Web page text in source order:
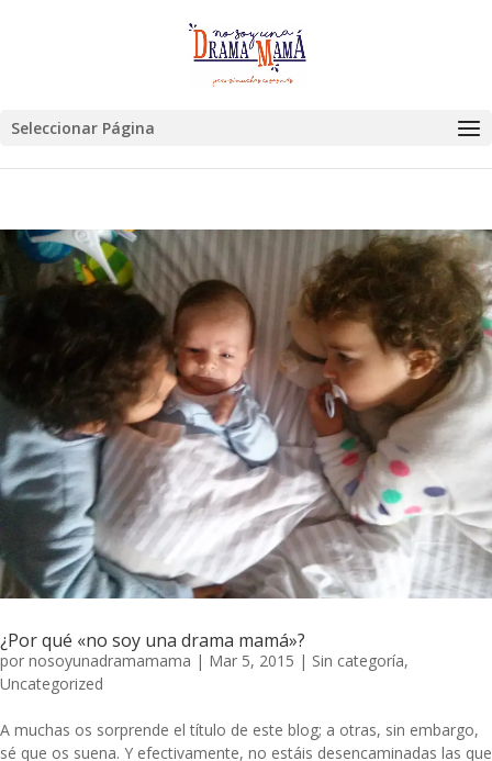
Seleccionar Página
¿Por qué «no soy una drama mamá»?
por nosoyunadramamama | Mar 5, 2015 | Sin categoría,
Uncategorized
A muchas os sorprende el título de este blog; a otras, sin embargo,
sé que os suena. Y efectivamente, no estáis desencaminadas las que